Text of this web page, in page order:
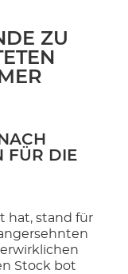
ZU
FÜR DIE
hat, stand für
Stock bot